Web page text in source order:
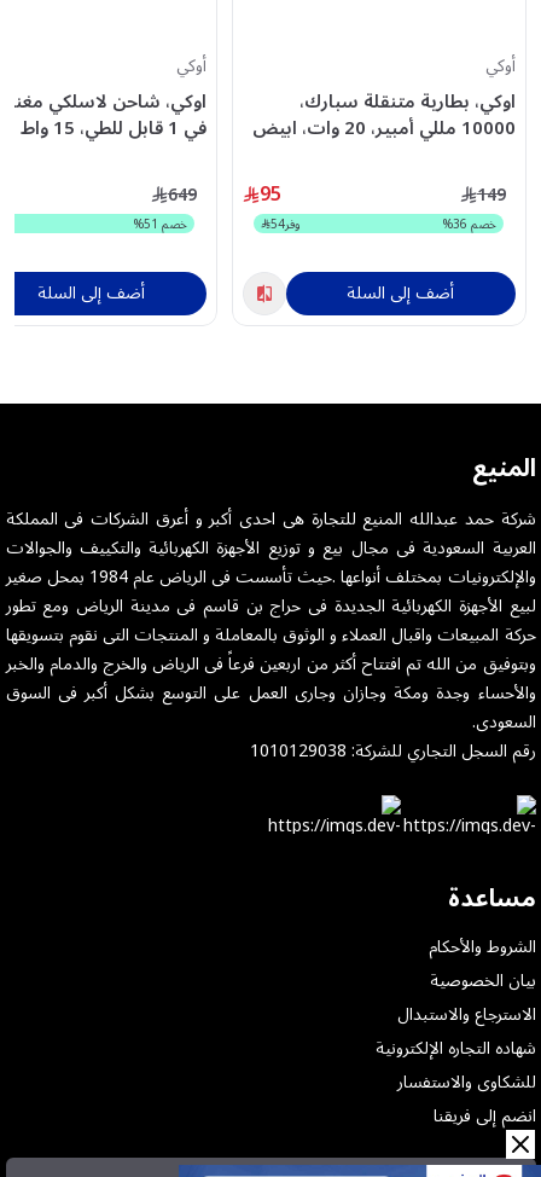
أوكي
اوكي، بطارية متنقلة سبارك،
10000 مللي أمبير، 20 وات، ابيض
95 149
خصم36
% وفر54
أضف إلى السلة
أوكي
في 1 قابل للطي، 15 واط - رمادي
649
خصم 51
%
أضف إلى السلة
المنيع
شركة حمد عبدالله المنيع للتجارة هى احدى أكبر و أعرق الشركات فى المملكة
العربية السعودية فى مجال بيع و توزيع الأجهزة الكهربائية والتكييف والجوالات
والإلكترونيات بمختلف أنواعها .حيث تأسست فى الرياض عام 1984 بمحل صغير
لبيع الأجهزة الكهربائية الجديدة فى حراج بن قاسم فى مدينة الرياض ومع تطور
حركة المبيعات واقبال العملاء و الوثوق بالمعاملة و المنتجات التى نقوم بتسويقها
وبتوفيق من الله تم افتتاح أكثر من اربعين فرعاً فى الرياض والخرج والدمام والخبر
والأحساء وجدة ومكة وجازان وجارى العمل على التوسع بشكل أكبر فى السوق
السعودى.
رقم السجل التجاري للشركة: 1010129038
مساعدة
الشروط والأحكام
بيان الخصوصية
الاسترجاع والاستبدال
شهاده التجاره الإلكترونية
للشكاوى والاستفسار
انضم إلى فريقنا